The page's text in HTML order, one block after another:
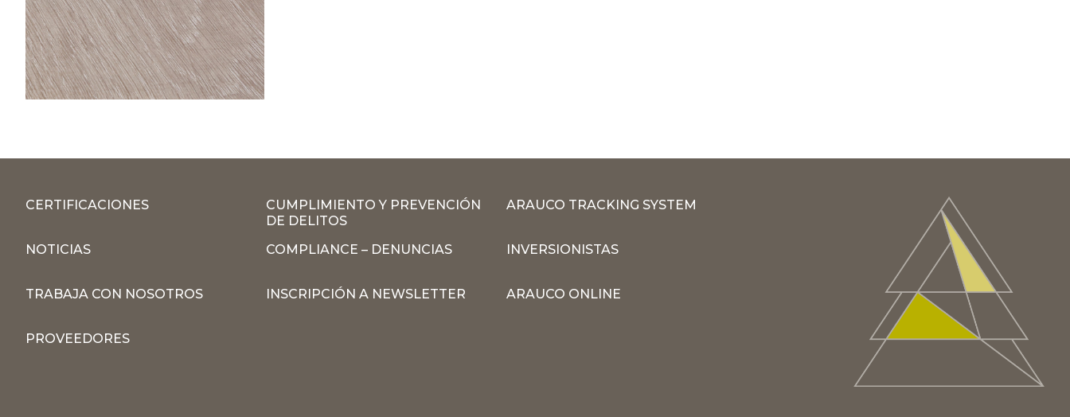
CERTIFICACIONES
CUMPLIMIENTO Y PREVENCIÓN
DE DELITOS
ARAUCO TRACKING SYSTEM
NOTICIAS COMPLIANCE – DENUNCIAS INVERSIONISTAS
TRABAJA CON NOSOTROS INSCRIPCIÓN A NEWSLETTER ARAUCO ONLINE
PROVEEDORES